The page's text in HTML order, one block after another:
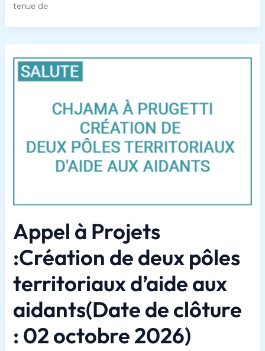
tenue de
Appel à Projets
:Création de deux pôles
territoriaux d’aide aux
aidants(Date de clôture
: 02 octobre 2026)